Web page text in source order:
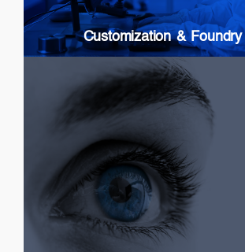
SLDs: Wideband & High
Swept Source Lasers: Long
Customization &